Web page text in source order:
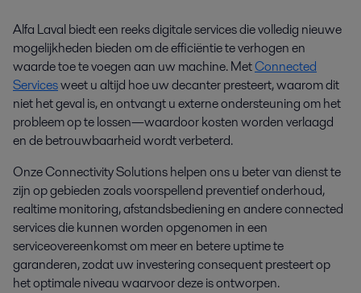
Alfa Laval biedt een reeks digitale services die volledig nieuwe
mogelijkheden bieden om de efficiëntie te verhogen en
waarde toe te voegen aan uw machine. MetConnected
Servicesweet u altijd hoe uw decanter presteert, waarom dit
niet het geval is, en ontvangt u externe ondersteuning om het
probleem op te lossen—waardoor kosten worden verlaagd
en de betrouwbaarheid wordt verbeterd.
Onze Connectivity Solutions helpen ons u beter van dienst te
zijn op gebieden zoals voorspellend preventief onderhoud,
realtime monitoring, afstandsbediening en andere connected
services die kunnen worden opgenomen in een
serviceovereenkomst om meer en betere uptime te
garanderen, zodat uw investering consequent presteert op
het optimale niveau waarvoor deze is ontworpen.